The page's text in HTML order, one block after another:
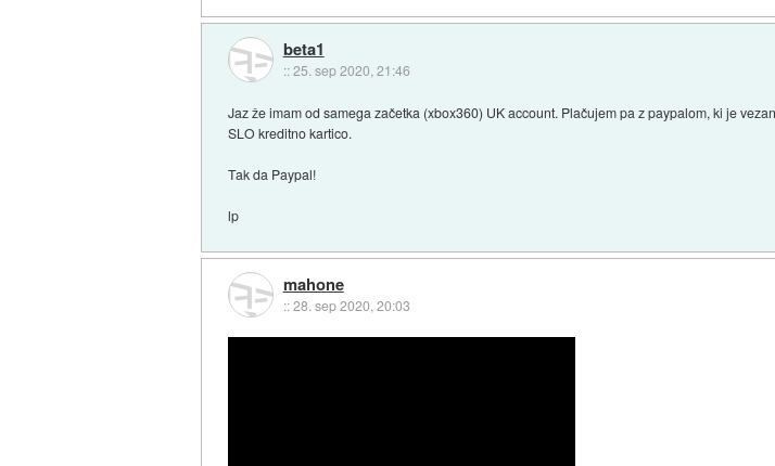
beta1
::25. sep 2020, 21:46
Jaz že imam od samega začetka (xbox360) UK account. Plačujem pa z paypalom, ki je
SLO kreditno kartico.
Tak da Paypal!
lp
mahone
::28. sep 2020, 20:03